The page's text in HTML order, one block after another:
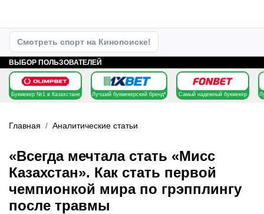
Смотреть спорт на Кинопоиске!
ВЫБОР ПОЛЬЗОВАТЕЛЕЙ
Букмекер №1 в Казахстане Лучший букмекерский бренд* Самый надежный букмекер
Главная Аналитические статьи
«Всегда мечтала стать «Мисс
Казахстан». Как стать первой
чемпионкой мира по грэпплингу
после травмы